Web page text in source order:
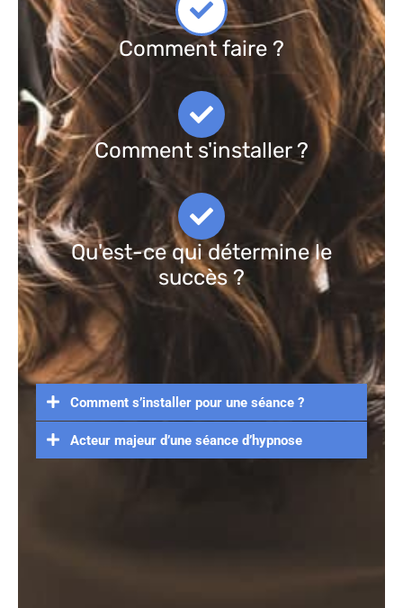
Comment faire ?
Comment s'installer ?
Qu'est-ce qui détermine le
succès ?
Comment s’installer pour une séance ?
Acteur majeur d’une séance d’hypnose